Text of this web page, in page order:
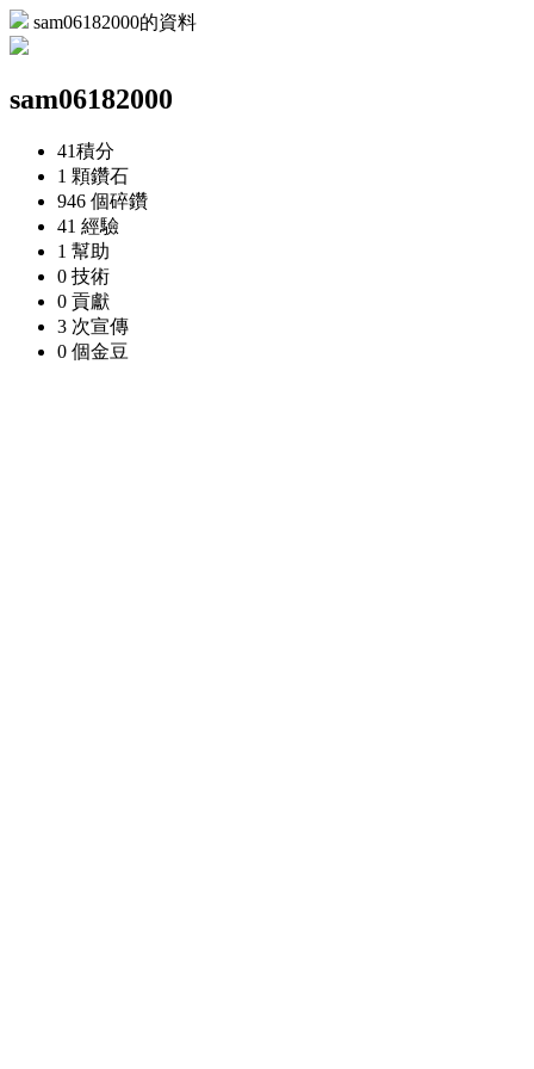
sam06182000的資料
sam06182000
41積分
1 顆鑽石
946 個碎鑽
41 經驗
1 幫助
0 技術
0 貢獻
3 次宣傳
0 個金豆